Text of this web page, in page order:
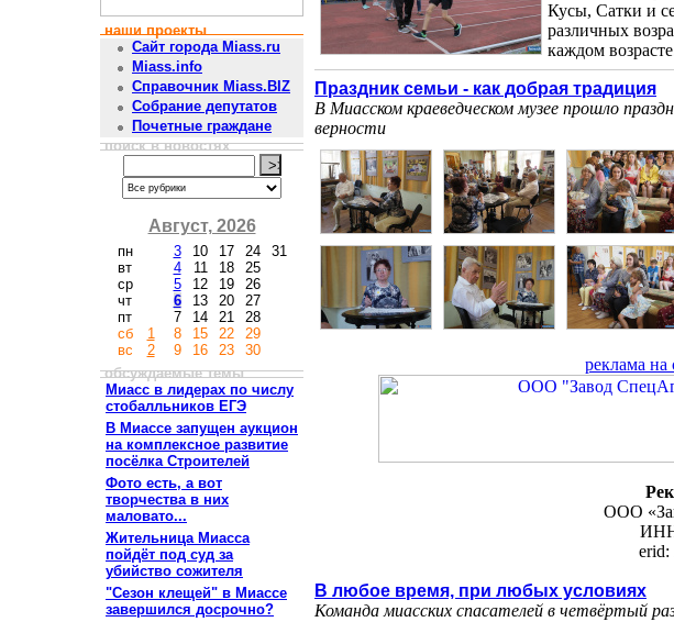
наши проекты
Сайт города Miass.ru
Miass.info
Справочник Miass.BIZ
Собрание депутатов
Почетные граждане
поиск в новостях
Август, 2026
пн
вт
ср
чт
пт
сб
вс
1
2
3
4
5
6
7
8
9
10
11
12
13
14
15
16
17
18
19
20
21
22
23
24
25
26
27
28
29
30
31
обсуждаемые темы
Миасс в лидерах по числу
стобалльников ЕГЭ
В Миассе запущен аукцион
на комплексное развитие
посёлка Строителей
Фото есть, а вот
творчества в них
маловато...
Жительница Миасса
пойдёт под суд за
убийство сожителя
"Сезон клещей" в Миассе
завершился досрочно?
Кусы, Сатки и
различных
каждом
Праздник семьи - как добрая традиция
В Миасском краеведческом музее прошло
верности
реклама на
ООО
В любое время, при любых условиях
Команда миасских спасателей в четвёртый